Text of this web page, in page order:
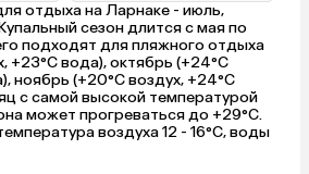
отдыха на Ларнаке - июль,
сезон длится с мая по
подходят для пляжного отдыха
+23°C вода), октябрь (+24°C
ноябрь (+20°C воздух, +24°C
с самой высокой температурой
может прогреваться до +29°C.
воздуха 12 - 16°C, воды